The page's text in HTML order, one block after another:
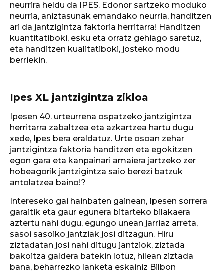
neurrira heldu da IPES. Edonor sartzeko moduko
neurria, aniztasunak emandako neurria, handitzen
ari da jantzigintza faktoria herritarra! Handitzen
kuantitatiboki, esku eta orratz gehiago saretuz,
eta handitzen kualitatiboki, josteko modu
berriekin.
Ipes XL jantzigintza zikloa
Ipesen 40. urteurrena ospatzeko jantzigintza
herritarra zabaltzea eta azkartzea hartu dugu
xede, Ipes bera eraldatuz. Urte osoan zehar
jantzigintza faktoria handitzen eta egokitzen
egon gara eta kanpainari amaiera jartzeko zer
hobeagorik jantzigintza saio berezi batzuk
antolatzea baino!?
Intereseko gai hainbaten gainean, Ipesen sorrera
garaitik eta gaur egunera bitarteko bilakaera
aztertu nahi dugu, egungo unean jarriaz arreta,
sasoi sasoiko jantziak josi ditzagun. Hiru
ziztadatan josi nahi ditugu jantziok, ziztada
bakoitza galdera batekin lotuz, hilean ziztada
bana, beharrezko lanketa eskainiz Bilbon